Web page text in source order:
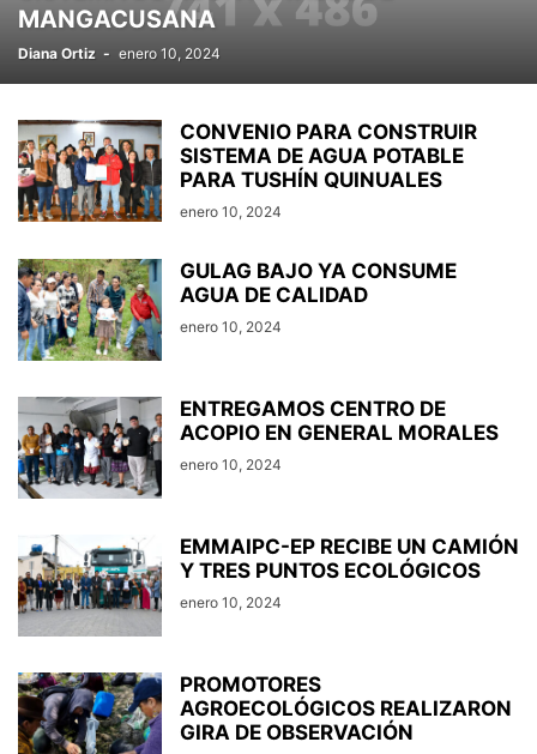
MANGACUSANA
Diana Ortiz - enero 10, 2024
CONVENIO PARA CONSTRUIR
SISTEMA DE AGUA POTABLE
PARA TUSHÍN QUINUALES
enero 10, 2024
GULAG BAJO YA CONSUME
AGUA DE CALIDAD
enero 10, 2024
ENTREGAMOS CENTRO DE
ACOPIO EN GENERAL MORALES
enero 10, 2024
EMMAIPC-EP RECIBE UN CAMIÓN
Y TRES PUNTOS ECOLÓGICOS
enero 10, 2024
PROMOTORES
AGROECOLÓGICOS REALIZARON
GIRA DE OBSERVACIÓN